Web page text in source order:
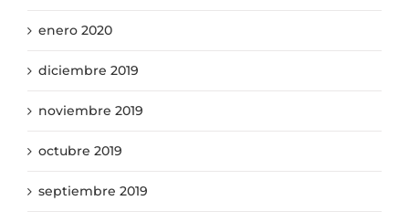
enero 2020
diciembre 2019
noviembre 2019
octubre 2019
septiembre 2019